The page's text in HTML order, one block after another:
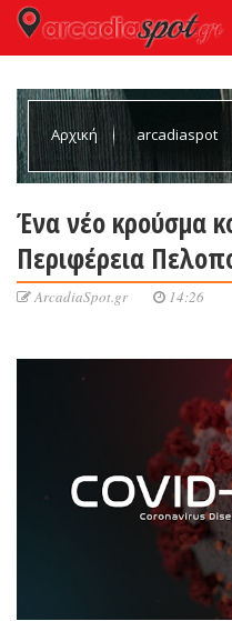
Αρχική arcadiaspot
Ένα νέο κρούσμα
Περιφέρεια
ArcadiaSpot.gr 14:26